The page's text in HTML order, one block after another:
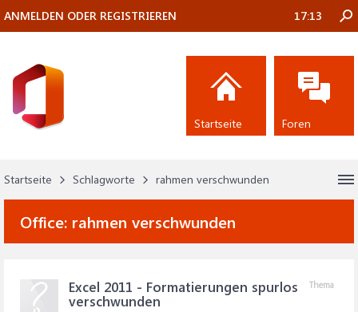
Startseite Schlagworte rahmen verschwunden
Office: rahmen verschwunden
Thema
Excel 2011 - Formatierungen spurlos
verschwunden
ANMELDEN ODER REGISTRIEREN 17:13
Startseite Foren